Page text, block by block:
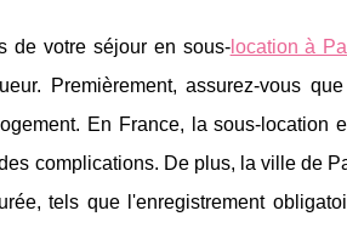
de votre séjour en sous-location à
Premièrement, assurez-vous
En France, la sous-location
complications. De plus, la ville de
tels que l'enregistrement